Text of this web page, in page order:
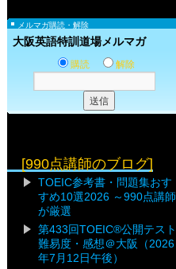
メルマガ購読・解除
大阪英語特訓道場メルマガ
購読 解除
[990点講師のブログ]
TOEIC参考書・問題集おす
すめ10選2026 ～990点講師
が厳選
第433回TOEIC®公開テスト
難易度・感想＠大阪（2026
年7月12日午後）